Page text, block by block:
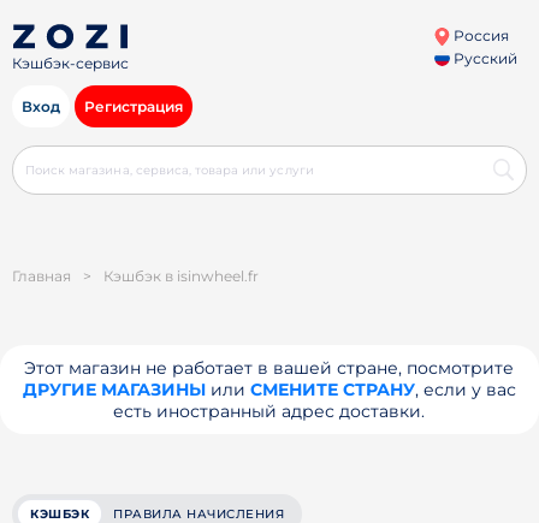
Кэшбэк-сервис
Россия
Русский
Вход Регистрация
Главная > Кэшбэк в isinwheel.fr
Этот магазин не работает в вашей стране, посмотрите
ДРУГИЕ МАГАЗИНЫили СМЕНИТЕ СТРАНУ, если у вас
есть иностранный адрес доставки.
КЭШБЭК ПРАВИЛА НАЧИСЛЕНИЯ